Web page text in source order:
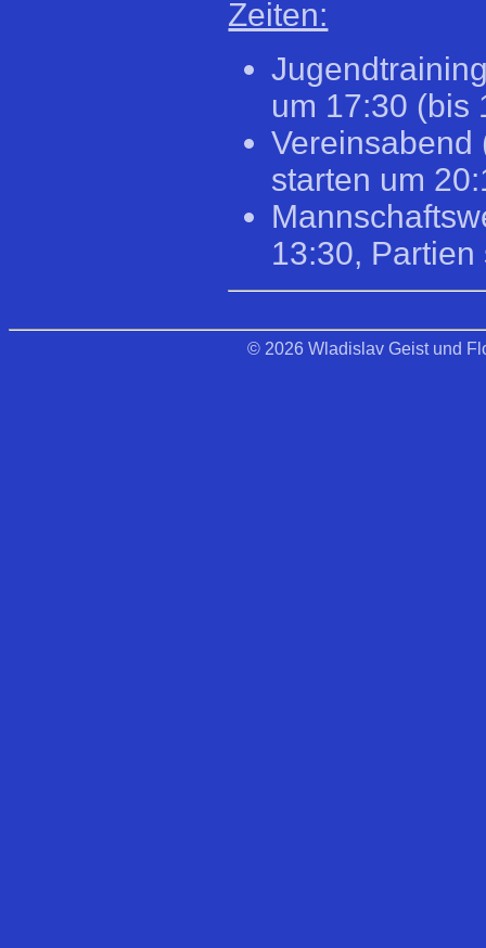
Zeiten:
um 17:30 (bis
Vereinsabend
starten um
13:30,
© 2026 Wladislav Geist und